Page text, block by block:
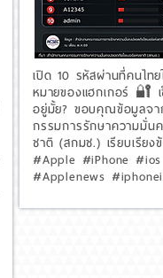
เปิด 10 รหัสผ่านที่คนไท
หมายของแฮกเกอร์ 🔐
อยู่มั้ย? ขอบคุณข้อมูลจ
กรรมการรักษาความมั่น
ชาติ (สกมช.) เรียบเรีย
#Apple #iPhone
#Applenews